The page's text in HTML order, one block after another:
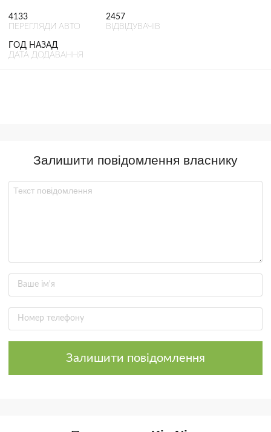
4133
ПЕРЕГЛЯДИ АВТО
2457
ВІДВІДУВАЧІВ
ГОД НАЗАД
ДАТА ДОДАВАННЯ
Залишити повідомлення власнику
Залишити повідомлення